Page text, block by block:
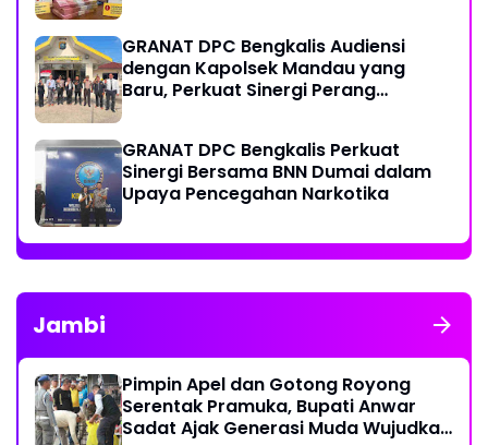
GRANAT DPC Bengkalis Audiensi
dengan Kapolsek Mandau yang
Baru, Perkuat Sinergi Perang
GRANAT DPC Bengkalis Perkuat
Sinergi Bersama BNN Dumai dalam
Upaya Pencegahan Narkotika
Jambi
Pimpin Apel dan Gotong Royong
Serentak Pramuka, Bupati Anwar
Sadat Ajak Generasi Muda Wujudkan